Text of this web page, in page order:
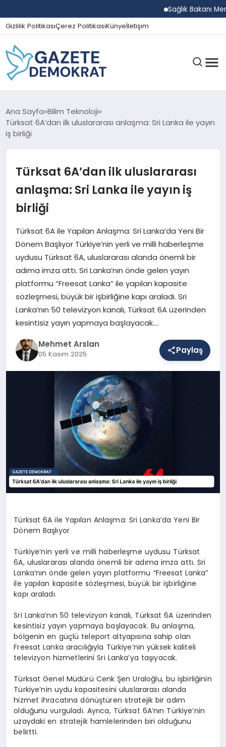
Sağlık Bakanı
Gizlilik PolitikasıÇerez PolitikasıKünyeİletişim
GÜNDEM
EKONOMI
SPOR
SAĞLIK
EĞITIM
YAŞAM
Ana Sayfa Bilim Teknoloji
Türksat 6A’dan ilk uluslararası anlaşma: Sri Lanka ile yayın
iş birliği
Türksat 6A’dan ilk uluslararası
anlaşma: Sri Lanka ile yayın iş
birliği
Türksat 6A ile Yapılan Anlaşma: Sri Lanka’da Yeni Bir
Dönem Başlıyor Türkiye’nin yerli ve milli haberleşme
uydusu Türksat 6A, uluslararası alanda önemli bir
adıma imza attı. Sri Lanka’nın önde gelen yayın
platformu “Freesat Lanka” ile yapılan kapasite
sözleşmesi, büyük bir işbirliğine kapı araladı. Sri
Lanka’nın 50 televizyon kanalı, Türksat 6A üzerinden
kesintisiz yayın yapmaya başlayacak….
Mehmet Arslan
05 Kasım 2025 Paylaş
Türksat 6A ile Yapılan Anlaşma: Sri Lanka’da Yeni Bir
Dönem Başlıyor
Türkiye’nin yerli ve milli haberleşme uydusu Türksat
6A, uluslararası alanda önemli bir adıma imza attı. Sri
Lanka’nın önde gelen yayın platformu “Freesat Lanka”
ile yapılan kapasite sözleşmesi, büyük bir işbirliğine
kapı araladı.
Sri Lanka’nın 50 televizyon kanalı, Türksat 6A üzerinden
kesintisiz yayın yapmaya başlayacak. Bu anlaşma,
bölgenin en güçlü teleport altyapısına sahip olan
Freesat Lanka aracılığıyla Türkiye’nin yüksek kaliteli
televizyon hizmetlerini Sri Lanka’ya taşıyacak.
Türksat Genel Müdürü Cenk Şen Uraloğlu, bu işbirliğinin
Türkiye’nin uydu kapasitesini uluslararası alanda
hizmet ihracatına dönüştüren stratejik bir adım
olduğunu vurguladı. Ayrıca, Türksat 6A’nın Türkiye’nin
uzaydaki en stratejik hamlelerinden biri olduğunu
belirtti.